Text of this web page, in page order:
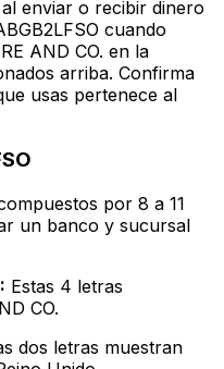
enviar o recibir dinero
cuando
AND CO. en la
arriba. Confirma
usas pertenece al
por 8 a 11
un banco y sucursal
Estas 4 letras
CO.
dos letras muestran